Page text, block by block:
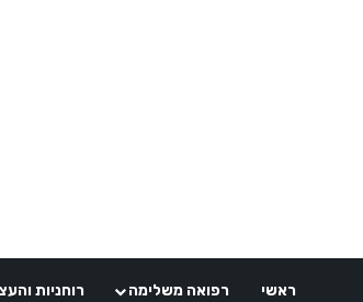
ראשי רפואה משלימה רוחניות